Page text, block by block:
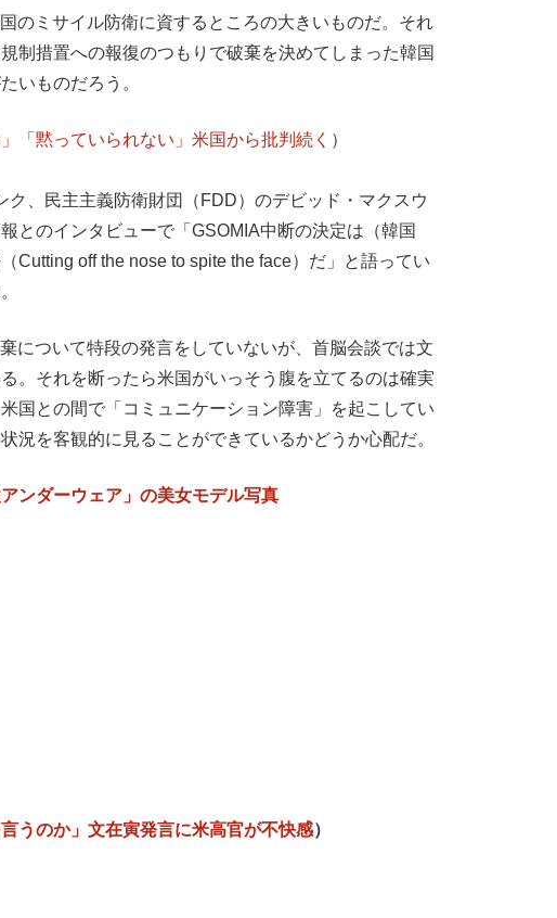
のミサイル防衛に資するところの大きいものだ。それ
制措置への報復のつもりで破棄を決めてしまった韓国
いものだろう。
「黙っていられない」米国から批判続く ）
、民主主義防衛財団（FDD）のデビッド・マクスウ
とのインタビューで「GSOMIA中断の決定は（韓国
Cutting off the nose to spite the face）だ」と語ってい
について特段の発言をしていないが、首脳会談では文
。それを断ったら米国がいっそう腹を立てるのは確実
国との間で「コミュニケーション障害」を起こしてい
況を客観的に見ることができているかどうか心配だ。
ンダーウェア」の美女モデル写真
言うのか」文在寅発言に米高官が不快感）